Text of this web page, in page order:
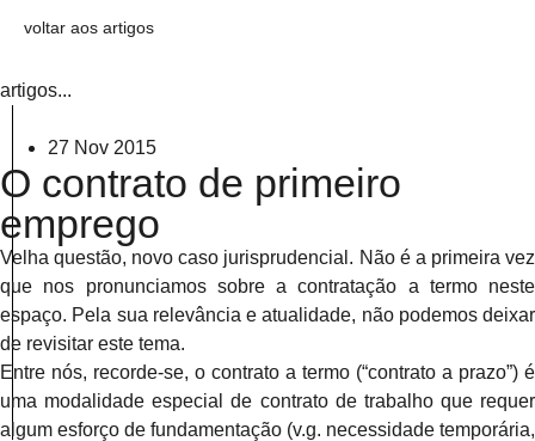
voltar aos artigos
artigos...
27 Nov 2015
O contrato de primeiro
emprego
Velha questão, novo caso jurisprudencial. Não é a primeira vez
que nos pronunciamos sobre a contratação a termo neste
espaço. Pela sua relevância e atualidade, não podemos deixar
de revisitar este tema.
Entre nós, recorde-se, o contrato a termo (“contrato a prazo”) é
uma modalidade especial de contrato de trabalho que requer
algum esforço de fundamentação (v.g. necessidade temporária,